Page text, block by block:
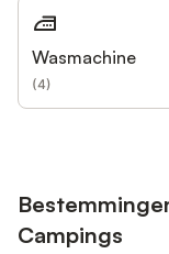
Wasmachine
(4)
Campings